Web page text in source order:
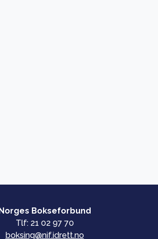
Bokseforbund
Tlf: 21 02 97 70
boksing@nif.idrett.no